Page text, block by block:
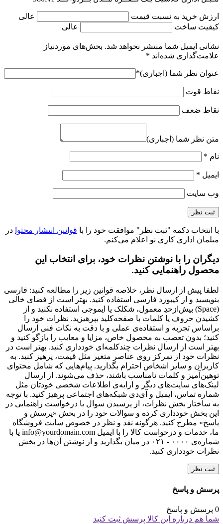
ارزش خرید به نسبت قیمت
عالی
کیفیت ساخت
عالی
نشانی ایمیل شما منتشر نخواهد شد. بخش‌های موردنیاز
علامت‌گذاری شده‌اند *
عنوان نظر شما (اجباری)*
نقاط قوت
نقاط ضعف
متن نظر شما (اجباری)
نام *
ایمیل *
وب‌ سایت
با انتخاب دکمه "ثبت نظر" موافقت خود را با قوانین انتشار محتوا در
مبلمان اداری کاری نو اعلام می‌کنم.
دیگران را با نوشتن نظرات خود، برای انتخاب این
محصول راهنمایی کنید.
لطفا پیش از ارسال نظر، خلاصه قوانین زیر را مطالعه کنید: فارسی
بنویسید و از کیبورد فارسی استفاده کنید. بهتر است از فضای خالی
(Space) بیش‌از‌حدِ معمول، شکلک یا ایموجی استفاده نکنید و از
کشیدن حروف یا کلمات با صفحه‌کلید بپرهیزید. نظرات خود را
براساس تجربه و استفاده‌ی عملی و با دقت به نکات فنی ارسال
کنید؛ بدون تعصب به محصول خاص، مزایا و معایب را بازگو کنید و
بهتر است از ارسال نظرات چندکلمه‌‌ای خودداری کنید. بهتر است در
نظرات خود از تمرکز روی عناصر متغیر مثل قیمت، پرهیز کنید. به
کاربران و سایر اشخاص احترام بگذارید. پیام‌هایی که شامل محتوای
توهین‌آمیز و کلمات نامناسب باشند، حذف می‌شوند. از ارسال
لینک‌های سایت‌های دیگر و ارایه‌ی اطلاعات شخصی خودتان مثل
شماره تماس، ایمیل و آی‌دی شبکه‌های اجتماعی پرهیز کنید. با توجه
به ساختار بخش نظرات، از پرسیدن سوال یا درخواست راهنمایی در
این بخش خودداری کرده و سوالات خود را در بخش «پرسش و
پاسخ» مطرح کنید. هرگونه نقد و نظر در خصوص سایت فروشگاه
ما، خدمات و درخواست کالا را با ایمیل info@yourdomain.com یا با
شماره‌ی ۰۰۰۰ - ۰۲۱ در میان بگذارید و از نوشتن آن‌ها در بخش
نظرات خودداری کنید.
ثبت نظر
پرسش و پاسخ
0 پرسش و پاسخ
شما هم درباره این کالا پرسش ثبت کنید